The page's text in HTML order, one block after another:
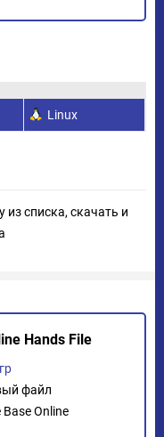
Linux
списка, скачать и
Hands File
файл
Base Online